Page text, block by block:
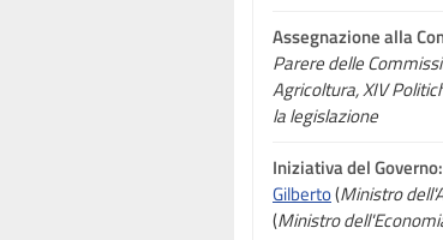
Assegnazionealla
Parere delle
Agricoltura, XIV
la legislazione
Iniziativa del Governo:
Gilberto(Ministro
(Ministro